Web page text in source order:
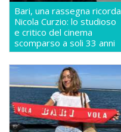
Bari, una rassegna ricorda
Nicola Curzio: lo studioso
e critico del cinema
scomparso a soli 33 anni